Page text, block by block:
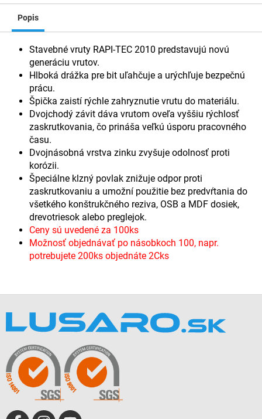
Popis
Stavebné vruty RAPI-TEC 2010 predstavujú novú
generáciu vrutov.
Hlboká drážka pre bit uľahčuje a urýchľuje bezpečnú
prácu.
Špička zaistí rýchle zahryznutie vrutu do materiálu.
Dvojchodý závit dáva vrutom oveľa vyššiu rýchlosť
zaskrutkovania, čo prináša veľkú úsporu pracovného
času.
Dvojnásobná vrstva zinku zvyšuje odolnosť proti
korózii.
Špeciálne klzný povlak znižuje odpor proti
zaskrutkovaniu a umožní použitie bez predvŕtania do
všetkého konštrukčného reziva, OSB a MDF dosiek,
drevotriesok alebo preglejok.
Ceny sú uvedené za 100ks
Možnosť objednávať po násobkoch 100, napr.
potrebujete 200ks objednáte 2Cks